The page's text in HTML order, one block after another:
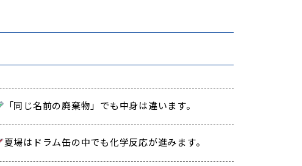
「同じ名前の廃棄物」でも中身は違います。
夏場はドラム缶の中でも化学反応が進みます。